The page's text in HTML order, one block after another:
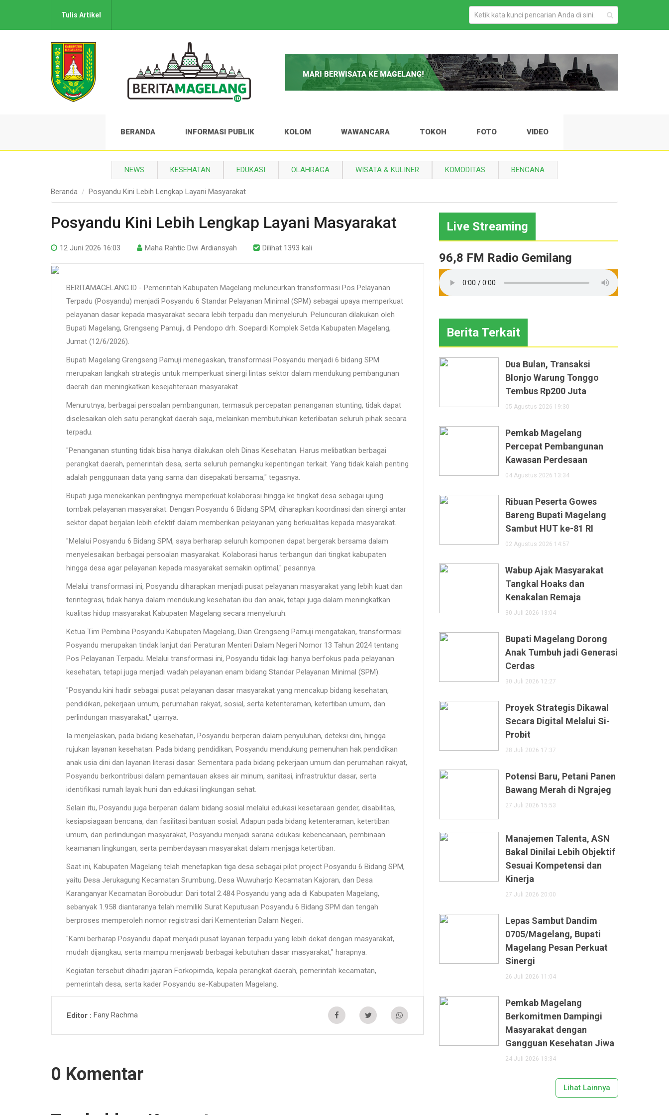
Tulis Artikel
BERANDA INFORMASI PUBLIK KOLOM WAWANCARA TOKOH FOTO VIDEO
NEWS KESEHATAN EDUKASI OLAHRAGA WISATA & KULINER KOMODITAS BENCANA
Beranda Posyandu Kini Lebih Lengkap Layani Masyarakat
Posyandu Kini Lebih Lengkap Layani Masyarakat
12 Juni 2026 16:03 Maha Rahtic Dwi Ardiansyah Dilihat 1393 kali
BERITAMAGELANG.ID - Pemerintah Kabupaten Magelang meluncurkan transformasi Pos Pelayanan
Terpadu (Posyandu) menjadi Posyandu 6 Standar Pelayanan Minimal (SPM) sebagai upaya memperkuat
pelayanan dasar kepada masyarakat secara lebih terpadu dan menyeluruh. Peluncuran dilakukan oleh
Bupati Magelang, Grengseng Pamuji, di Pendopo drh. Soepardi Komplek Setda Kabupaten Magelang,
Jumat (12/6/2026).
Bupati Magelang Grengseng Pamuji menegaskan, transformasi Posyandu menjadi 6 bidang SPM
merupakan langkah strategis untuk memperkuat sinergi lintas sektor dalam mendukung pembangunan
daerah dan meningkatkan kesejahteraan masyarakat.
Menurutnya, berbagai persoalan pembangunan, termasuk percepatan penanganan stunting, tidak dapat
diselesaikan oleh satu perangkat daerah saja, melainkan membutuhkan keterlibatan seluruh pihak secara
terpadu.
"Penanganan stunting tidak bisa hanya dilakukan oleh Dinas Kesehatan. Harus melibatkan berbagai
perangkat daerah, pemerintah desa, serta seluruh pemangku kepentingan terkait. Yang tidak kalah penting
adalah penggunaan data yang sama dan disepakati bersama," tegasnya.
Bupati juga menekankan pentingnya memperkuat kolaborasi hingga ke tingkat desa sebagai ujung
tombak pelayanan masyarakat. Dengan Posyandu 6 Bidang SPM, diharapkan koordinasi dan sinergi antar
sektor dapat berjalan lebih efektif dalam memberikan pelayanan yang berkualitas kepada masyarakat.
"Melalui Posyandu 6 Bidang SPM, saya berharap seluruh komponen dapat bergerak bersama dalam
menyelesaikan berbagai persoalan masyarakat. Kolaborasi harus terbangun dari tingkat kabupaten
hingga desa agar pelayanan kepada masyarakat semakin optimal," pesannya.
Melalui transformasi ini, Posyandu diharapkan menjadi pusat pelayanan masyarakat yang lebih kuat dan
terintegrasi, tidak hanya dalam mendukung kesehatan ibu dan anak, tetapi juga dalam meningkatkan
kualitas hidup masyarakat Kabupaten Magelang secara menyeluruh.
Ketua Tim Pembina Posyandu Kabupaten Magelang, Dian Grengseng Pamuji mengatakan, transformasi
Posyandu merupakan tindak lanjut dari Peraturan Menteri Dalam Negeri Nomor 13 Tahun 2024 tentang
Pos Pelayanan Terpadu. Melalui transformasi ini, Posyandu tidak lagi hanya berfokus pada pelayanan
kesehatan, tetapi juga menjadi wadah pelayanan enam bidang Standar Pelayanan Minimal (SPM).
"Posyandu kini hadir sebagai pusat pelayanan dasar masyarakat yang mencakup bidang kesehatan,
pendidikan, pekerjaan umum, perumahan rakyat, sosial, serta ketenteraman, ketertiban umum, dan
perlindungan masyarakat," ujarnya.
Ia menjelaskan, pada bidang kesehatan, Posyandu berperan dalam penyuluhan, deteksi dini, hingga
rujukan layanan kesehatan. Pada bidang pendidikan, Posyandu mendukung pemenuhan hak pendidikan
anak usia dini dan layanan literasi dasar. Sementara pada bidang pekerjaan umum dan perumahan rakyat,
Posyandu berkontribusi dalam pemantauan akses air minum, sanitasi, infrastruktur dasar, serta
identifikasi rumah layak huni dan edukasi lingkungan sehat.
Selain itu, Posyandu juga berperan dalam bidang sosial melalui edukasi kesetaraan gender, disabilitas,
kesiapsiagaan bencana, dan fasilitasi bantuan sosial. Adapun pada bidang ketenteraman, ketertiban
umum, dan perlindungan masyarakat, Posyandu menjadi sarana edukasi kebencanaan, pembinaan
keamanan lingkungan, serta pemberdayaan masyarakat dalam menjaga ketertiban.
Saat ini, Kabupaten Magelang telah menetapkan tiga desa sebagai pilot project Posyandu 6 Bidang SPM,
yaitu Desa Jerukagung Kecamatan Srumbung, Desa Wuwuharjo Kecamatan Kajoran, dan Desa
Karanganyar Kecamatan Borobudur. Dari total 2.484 Posyandu yang ada di Kabupaten Magelang,
sebanyak 1.958 diantaranya telah memiliki Surat Keputusan Posyandu 6 Bidang SPM dan tengah
berproses memperoleh nomor registrasi dari Kementerian Dalam Negeri.
"Kami berharap Posyandu dapat menjadi pusat layanan terpadu yang lebih dekat dengan masyarakat,
mudah dijangkau, serta mampu menjawab berbagai kebutuhan dasar masyarakat," harapnya.
Kegiatan tersebut dihadiri jajaran Forkopimda, kepala perangkat daerah, pemerintah kecamatan,
pemerintah desa, serta kader Posyandu se-Kabupaten Magelang.
Editor Fany Rachma
0 Komentar
Live Streaming
96,8 FM Radio Gemilang
Berita Terkait
Dua Bulan, Transaksi
Blonjo Warung Tonggo
Tembus Rp200 Juta
05 Agustus 2026 19:30
Pemkab Magelang
Percepat Pembangunan
Kawasan Perdesaan
04 Agustus 2026 13:34
Ribuan Peserta Gowes
Bareng Bupati Magelang
Sambut HUT ke-81 RI
02 Agustus 2026 14:57
Wabup Ajak Masyarakat
Tangkal Hoaks dan
Kenakalan Remaja
30 Juli 2026 13:04
Bupati Magelang Dorong
Anak Tumbuh jadi Generasi
Cerdas
30 Juli 2026 12:27
Proyek Strategis Dikawal
Secara Digital Melalui Si-
Probit
28 Juli 2026 17:37
Potensi Baru, Petani Panen
Bawang Merah di Ngrajeg
27 Juli 2026 15:53
Manajemen Talenta, ASN
Bakal Dinilai Lebih Objektif
Sesuai Kompetensi dan
Kinerja
27 Juli 2026 20:00
Lepas Sambut Dandim
0705/Magelang, Bupati
Magelang Pesan Perkuat
Sinergi
26 Juli 2026 11:04
Pemkab Magelang
Berkomitmen Dampingi
Masyarakat dengan
Gangguan Kesehatan Jiwa
24 Juli 2026 13:34
Lihat Lainnya